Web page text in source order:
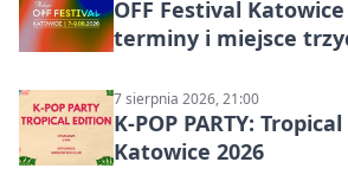
OFF Festival
terminy i miejsce
7 sierpnia 2026, 21:00
K-POP PARTY:
Katowice 2026